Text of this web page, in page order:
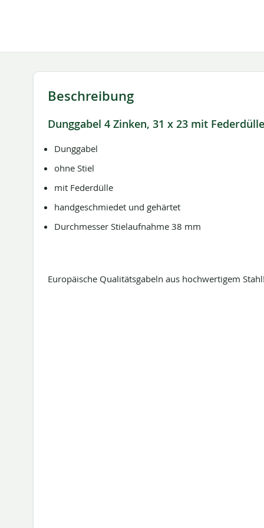
Beschreibung
Dunggabel 4 Zinken, 31 x 23 mit Federdülle
Dunggabel
ohne Stiel
mit Federdülle
handgeschmiedet und gehärtet
Durchmesser Stielaufnahme 38 mm
Europäische Qualitätsgabeln aus hochwertigem